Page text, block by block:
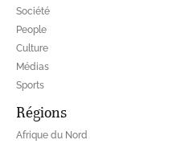
Société
People
Culture
Médias
Sports
Régions
Afrique du Nord